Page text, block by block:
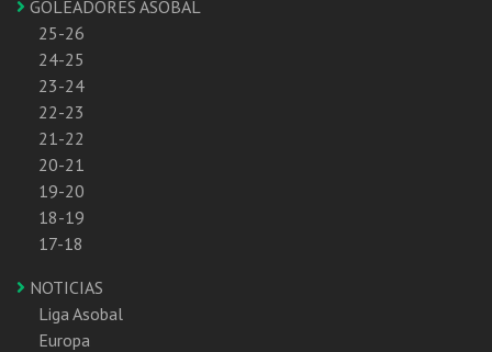
GOLEADORES ASOBAL
25-26
24-25
23-24
22-23
21-22
20-21
19-20
18-19
17-18
NOTICIAS
Liga Asobal
Europa